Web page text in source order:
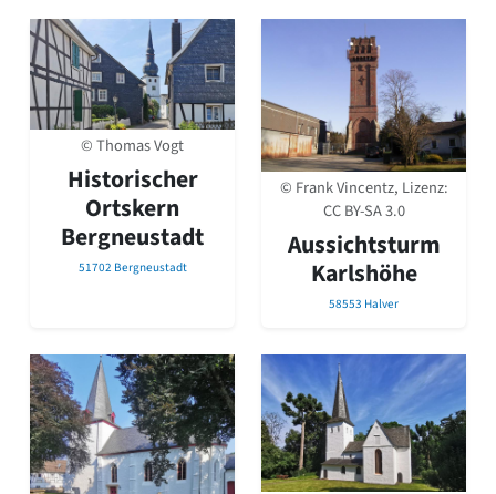
© Thomas Vogt
Historischer
Ortskern
Bergneustadt
51702 Bergneustadt
© Frank Vincentz, Lizenz:
CC BY-SA 3.0
Aussichtsturm
Karlshöhe
58553 Halver